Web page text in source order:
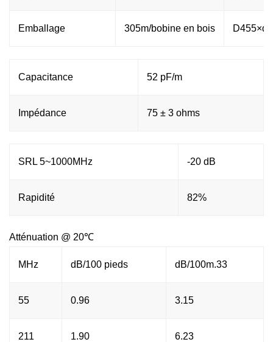
Emballage 305m/bobine en bois
Capacitance 52 pF/m
Impédance 75 ± 3 ohms
SRL 5~1000MHz -20 dB
Rapidité 82%
Atténuation @ 20℃
MHz dB/100 pieds dB/100m.33
55 0.96 3.15
211 1.90 6.23